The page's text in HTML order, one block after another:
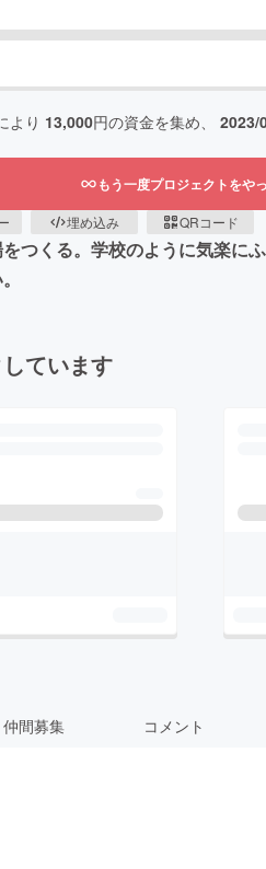
より 13,000円の資金を集め、 2023/
もう一度プロジェクトをや
埋め込み QRコード
つくる。学校のように気楽に
ています
仲間募集 コメント